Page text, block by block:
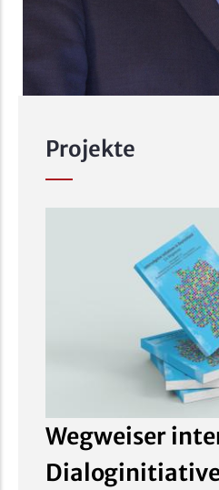
Projekte
Wegweiser